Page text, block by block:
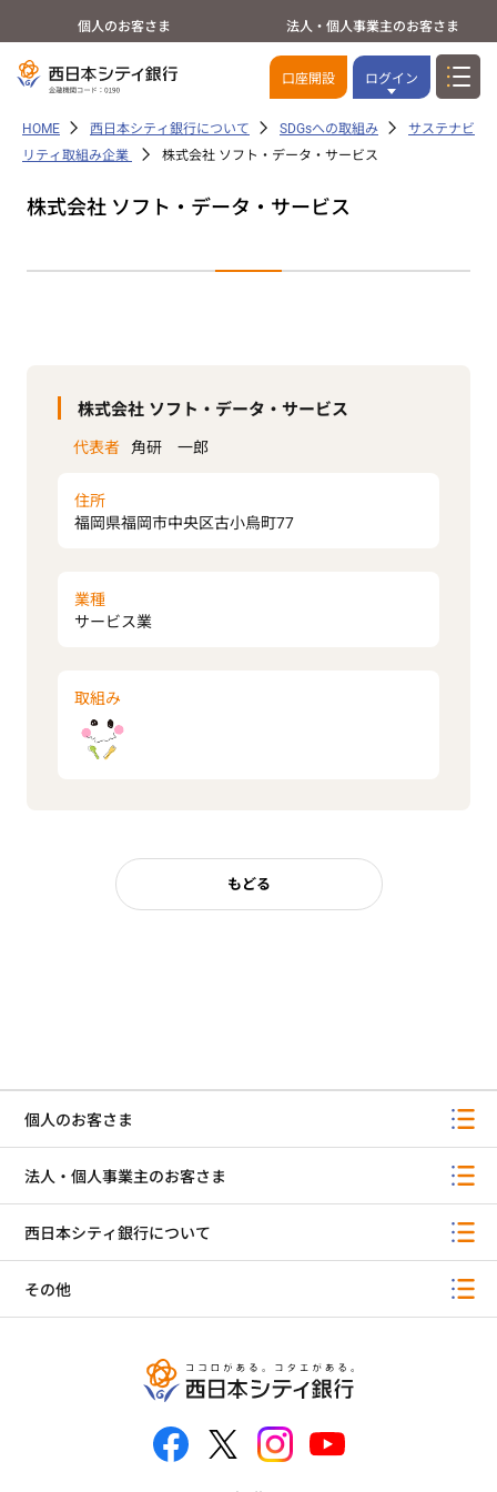
個人のお客さま 法人・個人事業主のお客さま
口座開設 ログイン
HOME 西日本シティ銀行について SDGsへの取組み
サステナビ
リティ取組み企業
株式会社 ソフト・データ・サービス
株式会社 ソフト・データ・サービス
株式会社 ソフト・データ・サービス
代表者 角研 一郎
住所
福岡県福岡市中央区古小烏町77
業種
サービス業
取組み
もどる
個人のお客さま
法人・個人事業主のお客さま
西日本シティ銀行について
その他